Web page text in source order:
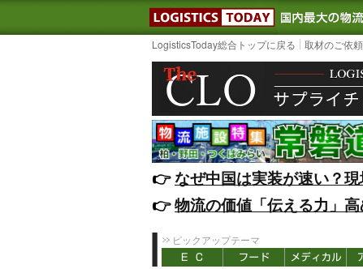
LOGISTICS
LogisticsToday総合トップに戻る 取材のご依
👉️なぜ中国は実装が速い？
👉️物流の価値「伝える力」
ピックアップテーマ